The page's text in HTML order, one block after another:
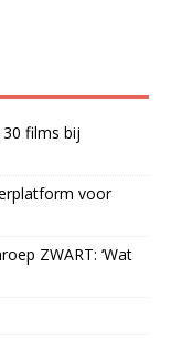
films bij
voor
ZWART: ‘Wat